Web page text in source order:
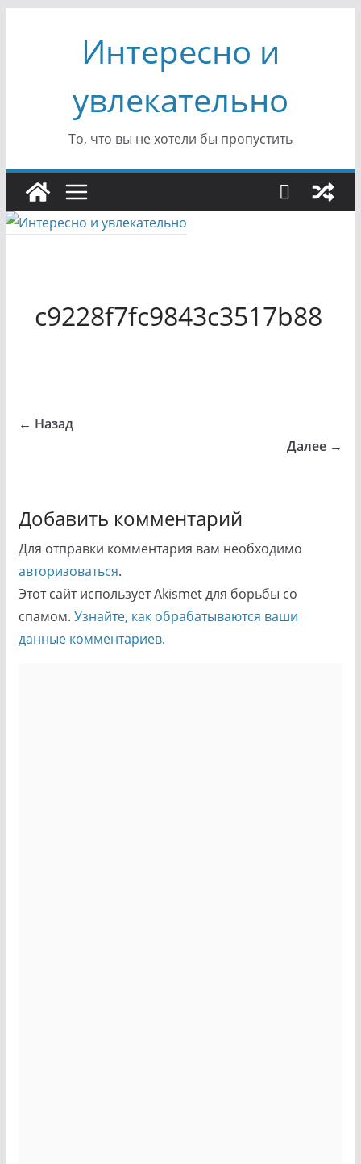
содержимомуИнтересно и
увлекательно
То, что вы не хотели бы пропустить
c9228f7fc9843c3517b88
← Назад
Далее →
Добавить комментарий
Для отправки комментария вам необходимо
авторизоваться.
Этот сайт использует Akismet для борьбы со
спамом. Узнайте, как обрабатываются ваши
данные комментариев.